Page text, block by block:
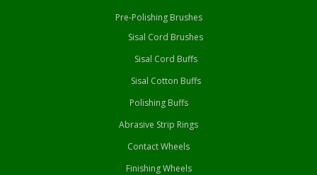
Pre-Polishing Brushes
Sisal Cord Brushes
Sisal Cord Buffs
Sisal Cotton Buffs
Polishing Buffs
Abrasive Strip Rings
Contact Wheels
Finishing Wheels